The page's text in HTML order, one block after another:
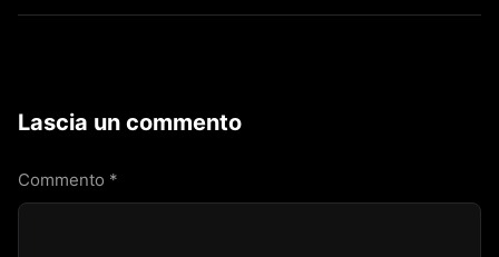
Lascia un commento
Commento *